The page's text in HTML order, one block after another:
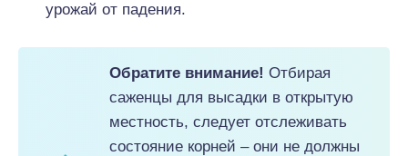
урожай от падения.
Обратите внимание! Отбирая
саженцы для высадки в открытую
местность, следует отслеживать
состояние корней – они не должны